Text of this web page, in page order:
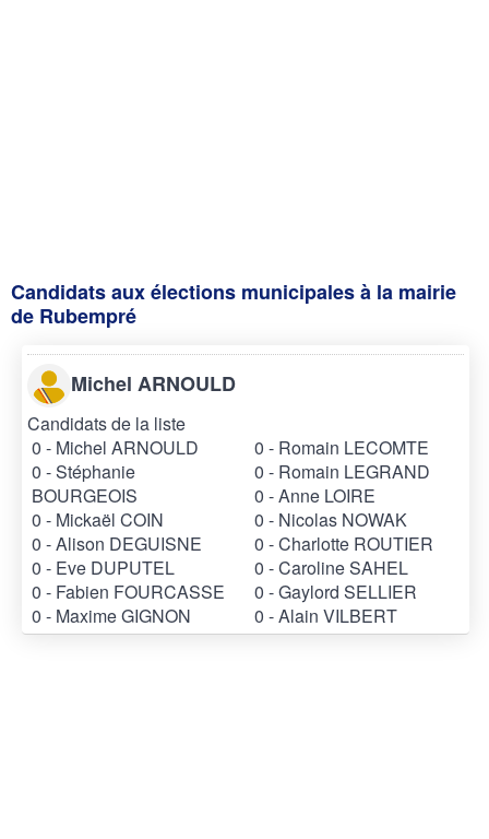
Candidats aux élections municipales à la mairie
de Rubempré
Michel ARNOULD
Candidats de la liste
0 - Michel ARNOULD
0 - Stéphanie
BOURGEOIS
0 - Mickaël COIN
0 - Alison DEGUISNE
0 - Eve DUPUTEL
0 - Fabien FOURCASSE
0 - Maxime GIGNON
0 - Romain LECOMTE
0 - Romain LEGRAND
0 - Anne LOIRE
0 - Nicolas NOWAK
0 - Charlotte ROUTIER
0 - Caroline SAHEL
0 - Gaylord SELLIER
0 - Alain VILBERT